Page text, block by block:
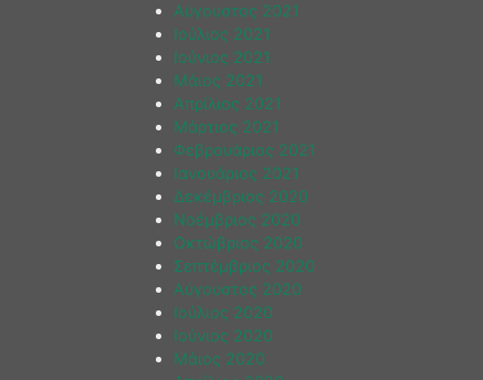
Αύγουστος 2021
Ιούλιος 2021
Ιούνιος 2021
Μάιος 2021
Απρίλιος 2021
Μάρτιος 2021
Φεβρουάριος 2021
Ιανουάριος 2021
Δεκέμβριος 2020
Νοέμβριος 2020
Οκτώβριος 2020
Σεπτέμβριος 2020
Αύγουστος 2020
Ιούλιος 2020
Ιούνιος 2020
Μάιος 2020